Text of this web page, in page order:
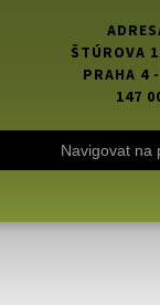
ŠTÚROVA
PRAHA 4
147
Navigovat na